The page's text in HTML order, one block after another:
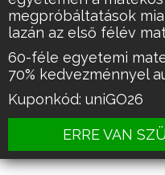
megpróbáltatások
lazán az első félév
60-féle egyetemi
70% kedvezménnyel
Kuponkód: uniGO26
ERRE VAN